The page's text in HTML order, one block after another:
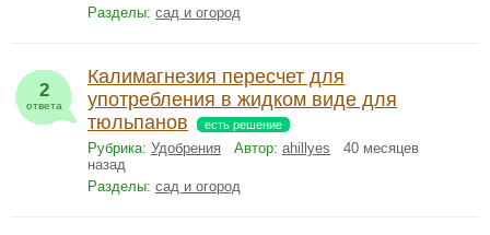
Разделы: сад и огород
2
ответа
Калимагнезия пересчет для
употребления в жидком виде для
тюльпанов
есть решение
Рубрика: Удобрения Автор: ahillyes 40 месяцев
назад
Разделы: сад и огород